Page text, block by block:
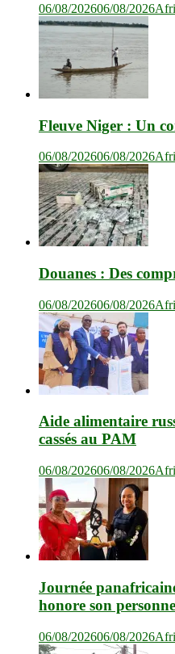
06/08/202606/08/2026
Fleuve Niger : Un
06/08/202606/08/2026
Douanes : Des
06/08/202606/08/2026
Aide alimentaire
cassés au PAM
06/08/202606/08/2026
Journée
honore son
06/08/202606/08/2026